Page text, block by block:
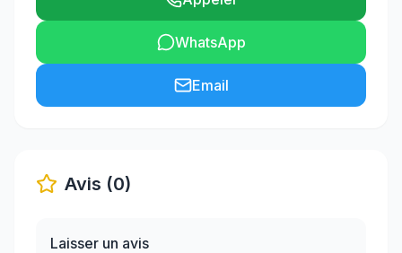
WhatsApp
Email
Avis (0)
Laisser un avis